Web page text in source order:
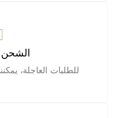
للطلبات العاجلة،